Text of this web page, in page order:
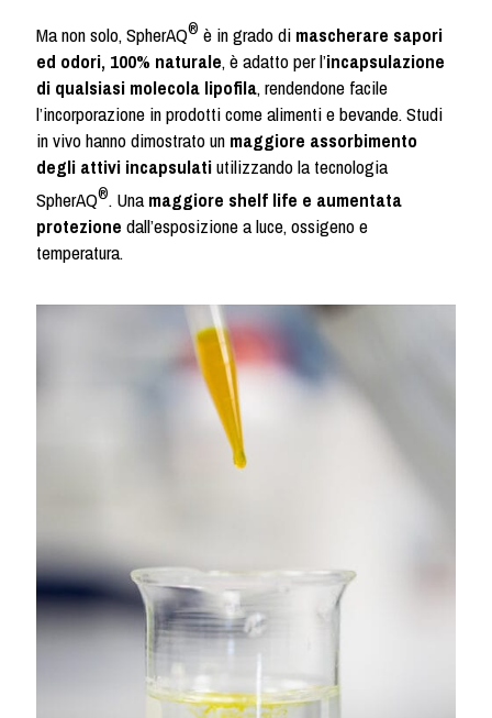
Ma non solo, SpherAQ® è in grado di mascherare sapori
ed odori, 100% naturale, è adatto per l’incapsulazione
di qualsiasi molecola lipofila, rendendone facile
l’incorporazione in prodotti come alimenti e bevande. Studi
in vivo hanno dimostrato un maggiore assorbimento
degli attivi incapsulatiutilizzando la tecnologia
SpherAQ®. Unamaggiore shelf life e aumentata
protezione dall’esposizione a luce, ossigeno e
temperatura.